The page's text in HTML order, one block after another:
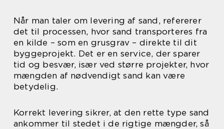
Når man taler om levering af sand, refererer
det til processen, hvor sand transporteres fra
en kilde – som en grusgrav – direkte til dit
byggeprojekt. Det er en service, der sparer
tid og besvær, især ved større projekter, hvor
mængden af nødvendigt sand kan være
betydelig.
Korrekt levering sikrer, at den rette type sand
ankommer til stedet i de rigtige mængder, så